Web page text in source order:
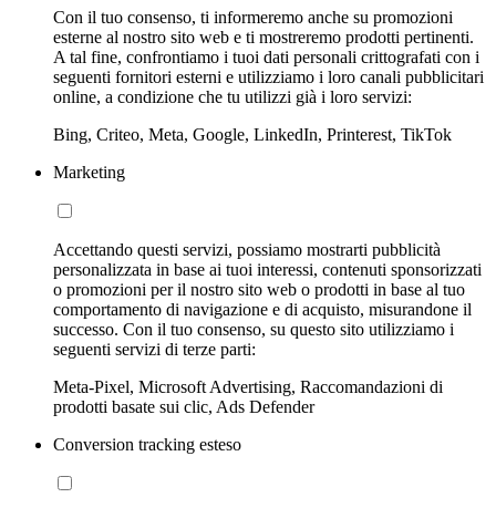
Con il tuo consenso, ti informeremo anche su promozioni
esterne al nostro sito web e ti mostreremo prodotti pertinenti.
A tal fine, confrontiamo i tuoi dati personali crittografati con i
seguenti fornitori esterni e utilizziamo i loro canali pubblicitari
online, a condizione che tu utilizzi già i loro servizi:
Bing, Criteo, Meta, Google, LinkedIn, Printerest, TikTok
Marketing
Accettando questi servizi, possiamo mostrarti pubblicità
personalizzata in base ai tuoi interessi, contenuti sponsorizzati
o promozioni per il nostro sito web o prodotti in base al tuo
comportamento di navigazione e di acquisto, misurandone il
successo. Con il tuo consenso, su questo sito utilizziamo i
seguenti servizi di terze parti:
Meta-Pixel, Microsoft Advertising, Raccomandazioni di
prodotti basate sui clic, Ads Defender
Conversion tracking esteso